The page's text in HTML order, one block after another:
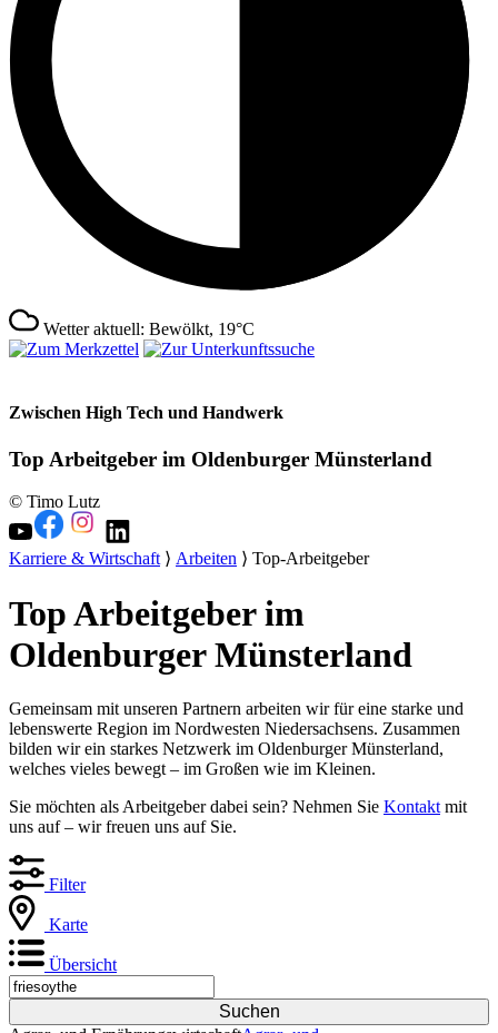
Wetter aktuell: Bewölkt, 19°C
Zwischen High Tech und Handwerk
Top Arbeitgeber im Oldenburger Münsterland
© Timo Lutz
Karriere & Wirtschaft⟩ Arbeiten ⟩ Top-Arbeitgeber
Top Arbeitgeber im
Oldenburger Münsterland
Gemeinsam mit unseren Partnern arbeiten wir für eine starke und
lebenswerte Region im Nordwesten Niedersachsens. Zusammen
bilden wir ein starkes Netzwerk im Oldenburger Münsterland,
welches vieles bewegt – im Großen wie im Kleinen.
Sie möchten als Arbeitgeber dabei sein? Nehmen Sie Kontakt mit
uns auf – wir freuen uns auf Sie.
Filter
Karte
Übersicht